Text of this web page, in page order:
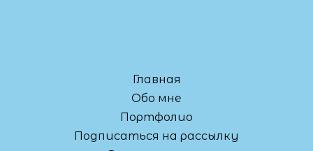
Главная
Обо мне
Портфолио
Подписаться на рассылку